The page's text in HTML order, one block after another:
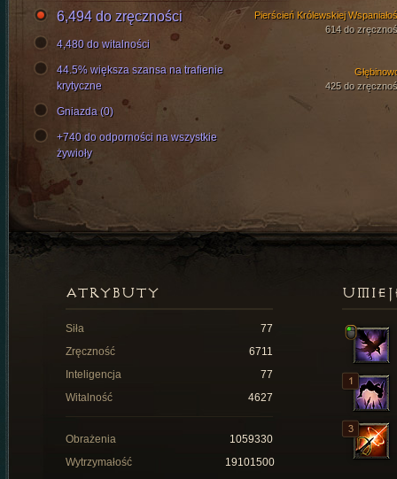
425 do
Pierścień Królewskiej
614 do
6,494 do zręczności
4,480 do witalności
44.5% większa szansa na trafienie
krytyczne
Gniazda (0)
+740 do odporności na wszystkie
żywioły
ATRYBUTY
Siła
77
Zręczność
6711
Inteligencja
77
Witalność
4627
Obrażenia
1059330
Wytrzymałość
19101500